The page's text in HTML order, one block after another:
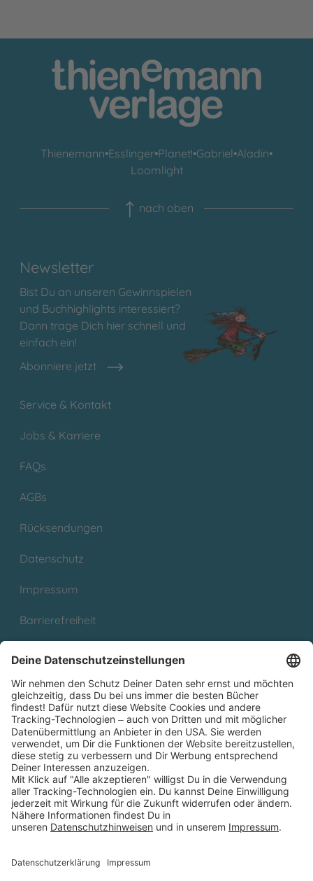
Thienemann•Esslinger•Planet!•Gabriel•Aladin•
Loomlight
nach oben
Newsletter
Bist Du an unseren Gewinnspielen
und Buchhighlights interessiert?
Dann trage Dich hier schnell und
einfach ein!
Abonniere jetzt
Service & Kontakt
Jobs & Karriere
FAQs
AGBs
Rücksendungen
Datenschutz
Impressum
Barrierefreiheit
Partnerprogramm (Affiliate)
Folge uns auf
* Versandkostenfrei ab 9,00 € Bestellwert innerhalb
Deutschlands
** Lieferzeit 1-3 Werktage innerhalb Deutschlands
Thienemann-Esslinger Verlag GmbH, Blumenstraße 36, D-70182